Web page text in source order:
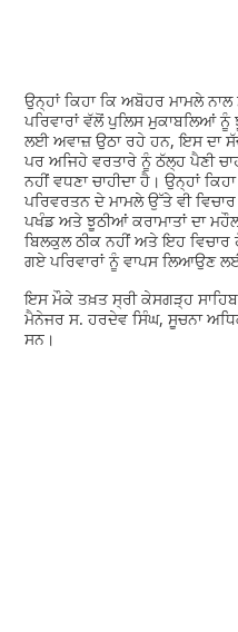
ਉਨ੍ਹਾਂ ਕਿਹਾ ਕਿ ਅਬੋਹਰ ਮਾਮਲੇ
ਪਰਿਵਾਰਾਂ ਵੱਲੋਂ ਪੁਲਿਸ ਮੁਕਾਬਲਿਆਂ ਨੂੰ
ਲਈ ਅਵਾਜ਼ ਉਠਾ ਰਹੇ ਹਨ, ਇਸ ਦਾ
ਪਰ ਅਜਿਹੇ ਵਰਤਾਰੇ ਨੂੰ ਠੱਲ੍ਹ ਪੈਣੀ
ਨਹੀਂ ਵਧਣਾ ਚਾਹੀਦਾ ਹੈ। ਉਨ੍ਹਾਂ
ਪਰਿਵਰਤਨ ਦੇ ਮਾਮਲੇ ਉੱਤੇ ਵੀ
ਪਖੰਡ ਅਤੇ ਝੂਠੀਆਂ ਕਰਾਮਾਤਾਂ ਦਾ
ਬਿਲਕੁਲ ਠੀਕ ਨਹੀਂ ਅਤੇ ਇਹ
ਗਏ ਪਰਿਵਾਰਾਂ ਨੂੰ ਵਾਪਸ ਲਿਆਉਣ
ਇਸ ਮੌਕੇ ਤਖ਼ਤ ਸ੍ਰੀ ਕੇਸਗੜ੍ਹ
ਮੈਨੇਜਰ ਸ. ਹਰਦੇਵ ਸਿੰਘ, ਸੂਚਨਾ
ਸਨ।